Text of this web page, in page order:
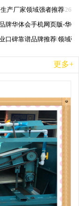
2026-06-26
产厂家领域强者推荐
2026-06-26
牌华体会手机网页版-华
2026-06-26
口碑靠谱品牌推荐 领域
更多+